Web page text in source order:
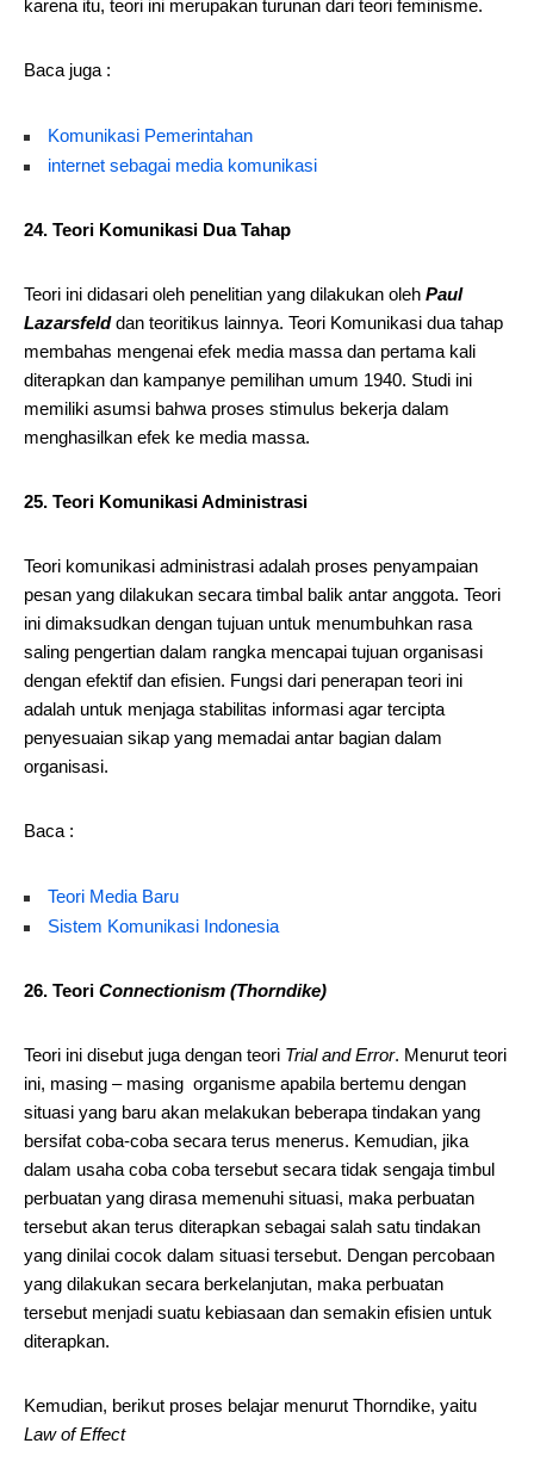
karena itu, teori ini merupakan turunan dari teori feminisme.
Baca juga :
Komunikasi Pemerintahan
internet sebagai media komunikasi
24. Teori Komunikasi Dua Tahap
Teori ini didasari oleh penelitian yang dilakukan oleh Paul
Lazarsfelddan teoritikus lainnya. Teori Komunikasi dua tahap
membahas mengenai efek media massa dan pertama kali
diterapkan dan kampanye pemilihan umum 1940. Studi ini
memiliki asumsi bahwa proses stimulus bekerja dalam
menghasilkan efek ke media massa.
25. Teori Komunikasi Administrasi
Teori komunikasi administrasi adalah proses penyampaian
pesan yang dilakukan secara timbal balik antar anggota. Teori
ini dimaksudkan dengan tujuan untuk menumbuhkan rasa
saling pengertian dalam rangka mencapai tujuan organisasi
dengan efektif dan efisien. Fungsi dari penerapan teori ini
adalah untuk menjaga stabilitas informasi agar tercipta
penyesuaian sikap yang memadai antar bagian dalam
organisasi.
Baca :
Teori Media Baru
Sistem Komunikasi Indonesia
26. Teori Connectionism (Thorndike)
Teori ini disebut juga dengan teori Trial and Error. Menurut teori
ini, masing – masing organisme apabila bertemu dengan
situasi yang baru akan melakukan beberapa tindakan yang
bersifat coba‑coba secara terus menerus. Kemudian, jika
dalam usaha coba coba tersebut secara tidak sengaja timbul
perbuatan yang dirasa memenuhi situasi, maka perbuatan
tersebut akan terus diterapkan sebagai salah satu tindakan
yang dinilai cocok dalam situasi tersebut. Dengan percobaan
yang dilakukan secara berkelanjutan, maka perbuatan
tersebut menjadi suatu kebiasaan dan semakin efisien untuk
diterapkan.
Kemudian, berikut proses belajar menurut Thorndike, yaitu
Law of Effect